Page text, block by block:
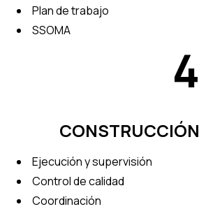
Plan de trabajo
SSOMA
4
CONSTRUCCIÓN
Ejecución y supervisión
Control de calidad
Coordinación